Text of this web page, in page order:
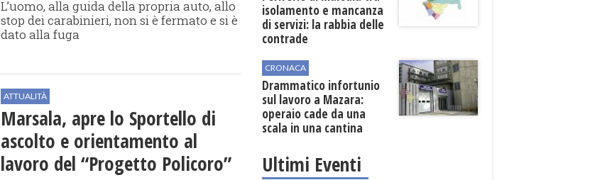
L’uomo, alla guida della propria auto, allo
stop dei carabinieri, non si è fermato e si è
dato alla fuga
ATTUALITÀ
Marsala, apre lo Sportello di
ascolto e orientamento al
lavoro del “Progetto Policoro”
isolamento e mancanza
di servizi: la rabbia delle
contrade
CRONACA
Drammatico infortunio
sul lavoro a Mazara:
operaio cade da una
scala in una cantina
Ultimi Eventi